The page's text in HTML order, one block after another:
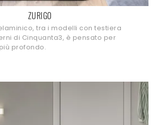
ZURIGO
tra i modelli con testiera
di Cinquanta3, è pensato per
profondo.